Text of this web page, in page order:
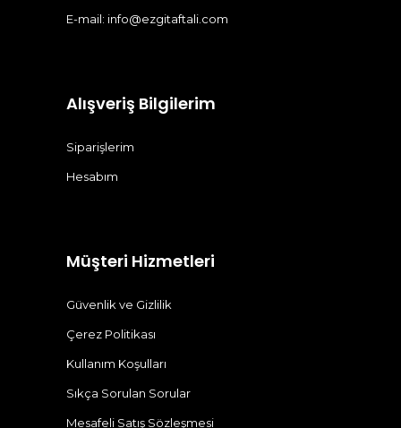
E-mail: info@ezgitaftali.com
Alışveriş Bilgilerim
Siparişlerim
Hesabım
Müşteri Hizmetleri
Güvenlik ve Gizlilik
Çerez Politikası
Kullanım Koşulları
Sıkça Sorulan Sorular
Mesafeli Satış Sözleşmesi